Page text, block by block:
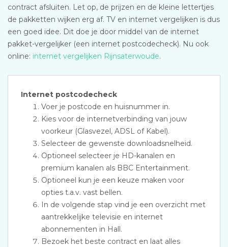
contract afsluiten. Let op, de prijzen en de kleine lettertjes
de pakketten wijken erg af. TV en internet vergelijken is dus
een goed idee. Dit doe je door middel van de internet
pakket-vergelijker (een internet postcodecheck). Nu ook
online: internet vergelijken Rijnsaterwoude.
Internet postcodecheck
Voer je postcode en huisnummer in.
Kies voor de internetverbinding van jouw
voorkeur (Glasvezel, ADSL of Kabel).
Selecteer de gewenste downloadsnelheid.
Optioneel selecteer je HD-kanalen en
premium kanalen als BBC Entertainment.
Optioneel kun je een keuze maken voor
opties t.a.v. vast bellen.
In de volgende stap vind je een overzicht met
aantrekkelijke televisie en internet
abonnementen in Hall.
Bezoek het beste contract en laat alles